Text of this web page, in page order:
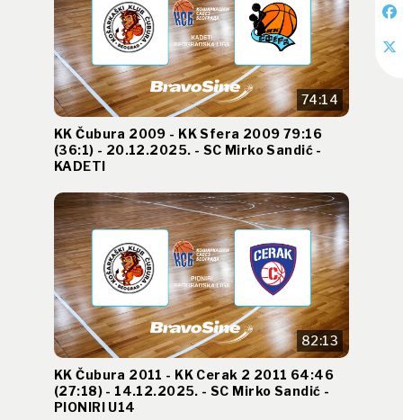
74:14
KK Čubura 2009 - KK Sfera 2009 79:16
(36:1) - 20.12.2025. - SC Mirko Sandić -
KADETI
82:13
KK Čubura 2011 - KK Cerak 2 2011 64:46
(27:18) - 14.12.2025. - SC Mirko Sandić -
PIONIRI U14